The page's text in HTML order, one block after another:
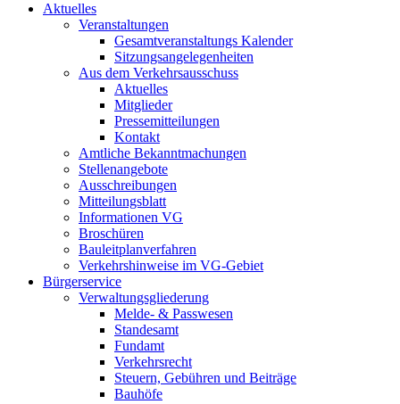
Aktuelles
Veranstaltungen
Gesamtveranstaltungs Kalender
Sitzungsangelegenheiten
Aus dem Verkehrsausschuss
Aktuelles
Mitglieder
Pressemitteilungen
Kontakt
Amtliche Bekanntmachungen
Stellenangebote
Ausschreibungen
Mitteilungsblatt
Informationen VG
Broschüren
Bauleitplanverfahren
Verkehrshinweise im VG-Gebiet
Bürgerservice
Verwaltungsgliederung
Melde- & Passwesen
Standesamt
Fundamt
Verkehrsrecht
Steuern, Gebühren und Beiträge
Bauhöfe